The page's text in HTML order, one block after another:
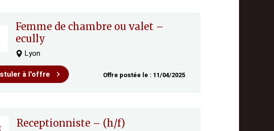
femme de chambre ou valet –
ecully
Lyon
à l'offre
Offre postée le : 11/04/2025
receptionniste – (h/f)